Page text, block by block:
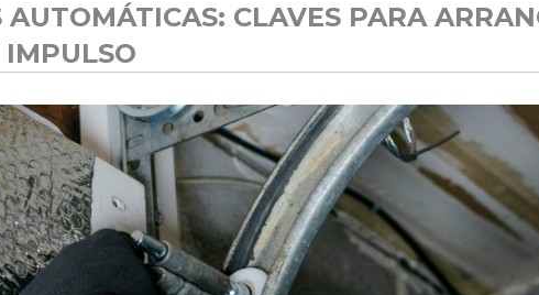
AUTOMÁTICAS: CLAVES PARA